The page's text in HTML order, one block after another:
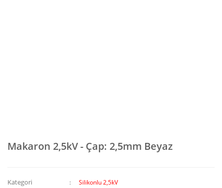
Makaron 2,5kV - Çap: 2,5mm Beyaz
Kategori Silikonlu 2,5kV